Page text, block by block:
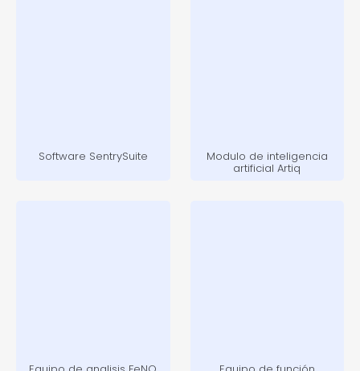
Software SentrySuite Modulo de inteligencia
artificial Artiq